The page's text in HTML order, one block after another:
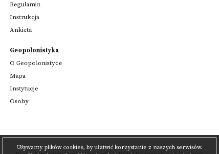
Używamy plików cookies, by ułatwić korzystanie z naszych serwisów.
Regulamin
Instrukcja
Ankieta
Geopolonistyka
O Geopolonistyce
Mapa
Instytucje
Osoby